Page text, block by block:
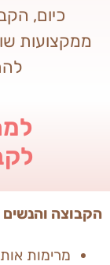
ממקצועות
הקבוצה
מרימות